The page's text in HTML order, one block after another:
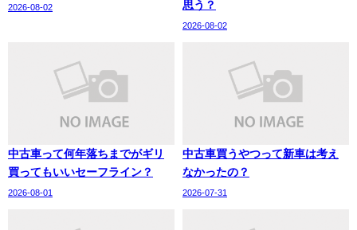
2026-08-02
思う？
2026-08-02
中古車って何年落ちまでがギリ
買ってもいいセーフライン？
2026-08-01
中古車買うやつって新車は考え
なかったの？
2026-07-31